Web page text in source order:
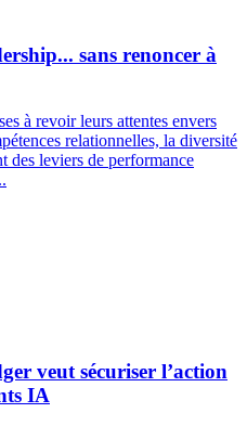
sans renoncer à
à revoir leurs attentes envers
relationnelles, la diversité
des leviers de performance
veut sécuriser l’action
IA